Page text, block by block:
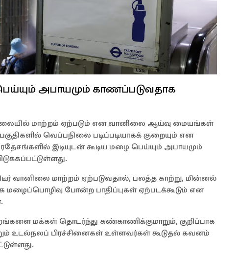
அபாயமும் காணப்படுவதாக
மாற்றம் ஏற்படும் என வானிலை ஆய்வு மையங்கள்
வெப்பநிலை படிப்படியாகக் குறையும் என
இடியுடன் கூடிய மழை பெய்யும் அபாயமும்
வானிலை மாற்றம் ஏற்படுவதால், பலத்த காற்று, மின்னல்
மழைப்பொழிவு போன்ற பாதிப்புகள் ஏற்படக்கூடும் என
மக்கள் தொடர்ந்து கண்காணிக்குமாறும், குறிப்பாக
உடல்நலப் பிரச்சினைகள் உள்ளவர்கள் கூடுதல் கவனம்